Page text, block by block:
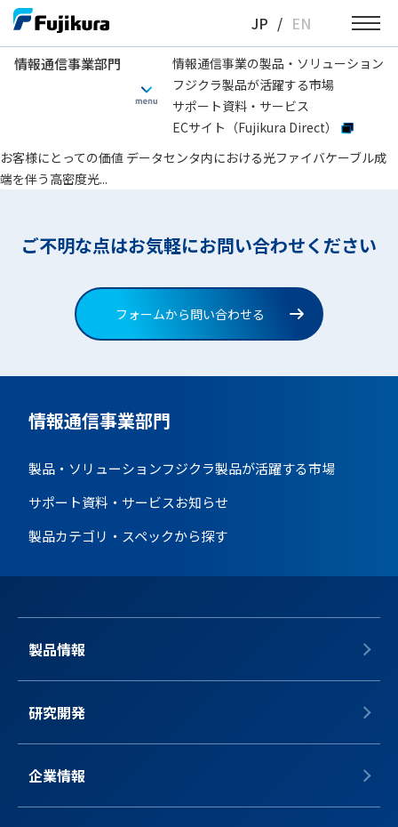
Skip
content
JP / EN
情報通信事業部門
情報通信事業の製品・ソリューション
フジクラ製品が活躍する市場
サポート資料・サービス
ECサイト（Fujikura Direct）
最大融着心数 12心SWR：288
光成端箱（高密度型スライドタイプ）FTB-802
お客様にとっての価値 データセンタ内における光ファイバケーブル成
端を伴う高密度光...
ご不明な点はお気軽にお問い合わせください
フォームから問い合わせる
情報通信事業部門
製品・ソリューションフジクラ製品が活躍する市場
サポート資料・サービスお知らせ
製品カテゴリ・スペックから探す
製品情報
研究開発
企業情報